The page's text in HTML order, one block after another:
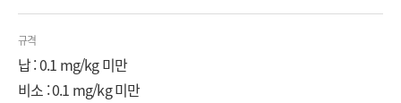
규격
납 : 0.1 mg/kg 미만
비소 : 0.1 mg/kg 미만